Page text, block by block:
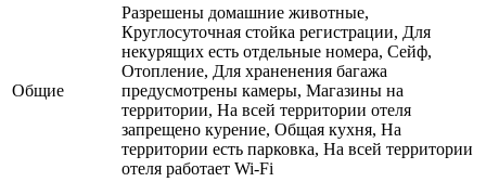
Общие
Разрешены домашние животные,
Круглосуточная стойка регистрации, Для
некурящих есть отдельные номера, Сейф,
Отопление, Для храненения багажа
предусмотрены камеры, Магазины на
территории, На всей территории отеля
запрещено курение, Общая кухня, На
территории есть парковка, На всей территории
отеля работает Wi-Fi